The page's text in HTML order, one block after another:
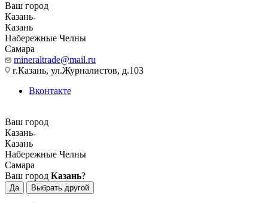
Ваш город
Казань
Казань
Набережные Челны
Самара
mineraltrade@mail.ru
г.Казань, ул.Журналистов, д.103
Вконтакте
Ваш город
Казань
Казань
Набережные Челны
Самара
Ваш город Казань?
Да Выбрать другой